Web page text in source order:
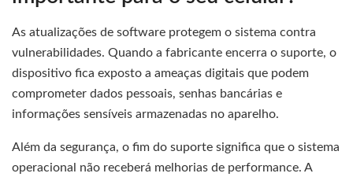
As atualizações de software protegem o sistema contra
vulnerabilidades. Quando a fabricante encerra o suporte, o
dispositivo fica exposto a ameaças digitais que podem
comprometer dados pessoais, senhas bancárias e
informações sensíveis armazenadas no aparelho.
Além da segurança, o fim do suporte significa que o sistema
operacional não receberá melhorias de performance. A